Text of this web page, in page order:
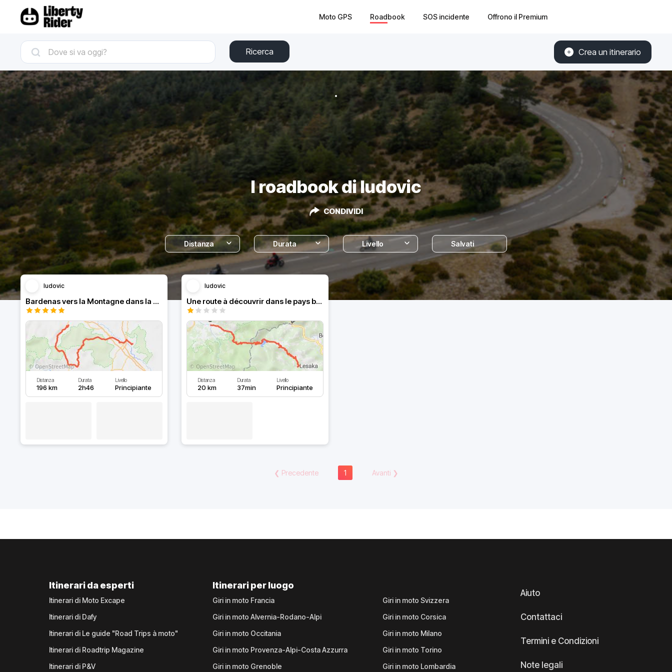
Moto GPS Roadbook SOS incidente Offrono il Premium
Ricerca Crea un itinerario
I roadbook di ludovic
CONDIVIDI
Distanza Durata Livello Salvati
ludovic
Bardenas vers la Montagne dans la Rioja
Distanza
196 km
Durata
2h46
Livello
Principiante
ludovic
Une route à découvrir dans le pays basque espagnol
Distanza
20 km
Durata
37min
Livello
Principiante
❮ Precedente 1 Avanti ❯
Itinerari da esperti
Itinerari di Moto Excape
Itinerari di Dafy
Itinerari di Le guide "Road Trips à moto"
Itinerari di Roadtrip Magazine
Itinerari di P&V
Itinerari per luogo
Giri in moto Francia
Giri in moto Alvernia-Rodano-Alpi
Giri in moto Occitania
Giri in moto Provenza-Alpi-Costa Azzurra
Giri in moto Grenoble
Giri in moto Svizzera
Giri in moto Corsica
Giri in moto Milano
Giri in moto Torino
Giri in moto Lombardia
Aiuto
Contattaci
Termini e Condizioni
Note legali